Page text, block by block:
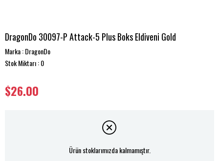
DragonDo 30097-P Attack-5 Plus Boks Eldiveni Gold
Marka:DragonDo
Stok Miktarı:0
$26.00
Ürün stoklarımızda kalmamıştır.